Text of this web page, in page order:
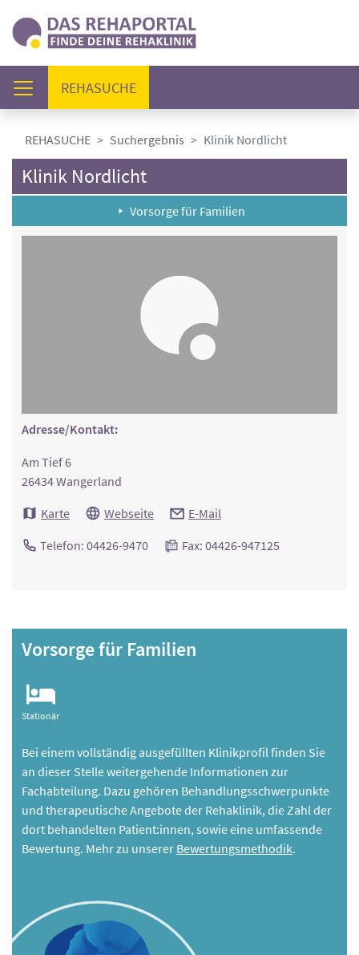
REHASUCHE(AKTUELL)
REHASUCHE Suchergebnis Klinik Nordlicht
Klinik Nordlicht
Vorsorge für Familien
Adresse/Kontakt:
Am Tief 6
26434 Wangerland
Karte
Webseite E-Mail
Telefon: 04426-9470 Fax: 04426-947125
Vorsorge für Familien
Stationär
Bei einem vollständig ausgefüllten Klinikprofil finden Sie
an dieser Stelle weitergehende Informationen zur
Fachabteilung. Dazu gehören Behandlungsschwerpunkte
und therapeutische Angebote der Rehaklinik, die Zahl der
dort behandelten Patient:innen, sowie eine umfassende
Bewertung. Mehr zu unserer Bewertungsmethodik.